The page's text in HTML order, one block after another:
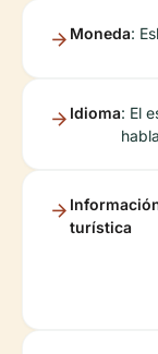
Moneda:
Idioma: El
turística